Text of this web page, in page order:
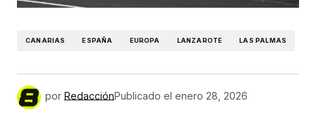
CANARIAS ESPAÑA EUROPA LANZAROTE LAS PALMAS
por RedacciónPublicado el enero 28, 2026